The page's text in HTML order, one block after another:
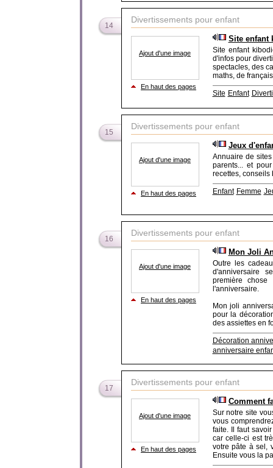
14
Divertissements pour enfant
Ajout d'une image
En haut des pages
Site enfant
Site enfant
d'infos pour
spectacles, des
maths, de
Site Enfant
15
Divertissements pour enfant
Ajout d'une image
En haut des pages
Jeux
Annuaire de
parents... et
recettes, conseils
Enfant Femme
16
Divertissements pour enfant
Ajout d'une image
En haut des pages
Mon Joli
Outre les
d'anniversaire
première
l'anniversaire.
Mon joli
pour la
des assiettes en
Décoration
anniversaire
17
Divertissements pour enfant
Ajout d'une image
En haut des pages
Comment
Sur notre site
vous
faite. Il faut
car celle-ci est
votre pâte à sel,
Ensuite vous la